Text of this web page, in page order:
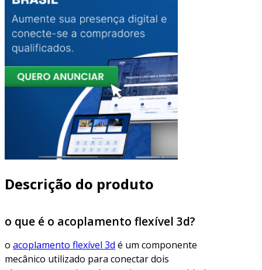
Descrição do produto
o que é o acoplamento flexível 3d?
o acoplamento flexível 3d é um componente
mecânico utilizado para conectar dois